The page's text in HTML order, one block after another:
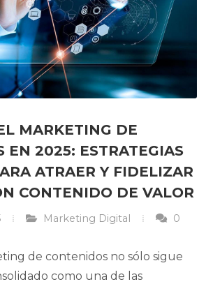
MARKETING DE
EN 2025: ESTRATEGIAS
ATRAER Y FIDELIZAR
CONTENIDO DE VALOR
Marketing Digital 0
de contenidos no sólo sigue
como una de las